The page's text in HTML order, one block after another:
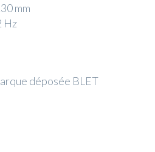
mm
Hz
déposée BLET